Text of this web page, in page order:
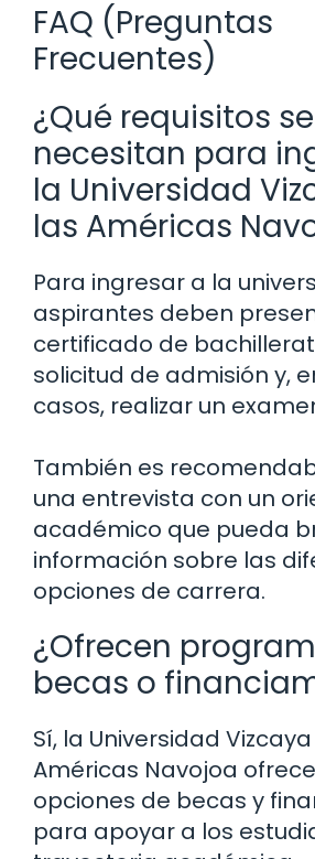
FAQ (Preguntas
Frecuentes)
¿Qué requisitos se
necesitan para
la Universidad
las Américas
Para ingresar a la
aspirantes deben
certificado de
solicitud de admisión y,
casos, realizar un
También es
una entrevista con un
académico que pueda
información sobre las
opciones de carrera.
¿Ofrecen
becas o
Sí, la Universidad
Américas Navojoa
opciones de becas y
para apoyar a los